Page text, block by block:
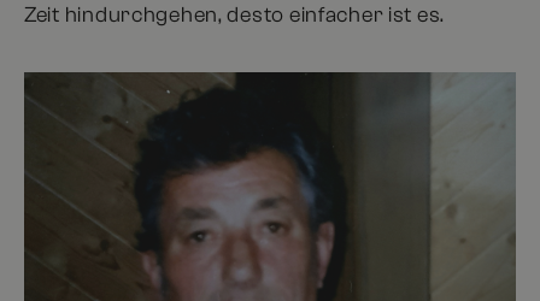
Zeit hindurchgehen, desto einfacher ist es.